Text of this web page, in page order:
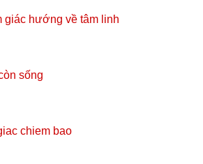
giác hướng về tâm linh
sống
chiem bao